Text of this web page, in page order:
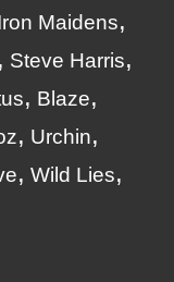
Maidens
Steve Harris
Blaze
Urchin
Wild Lies